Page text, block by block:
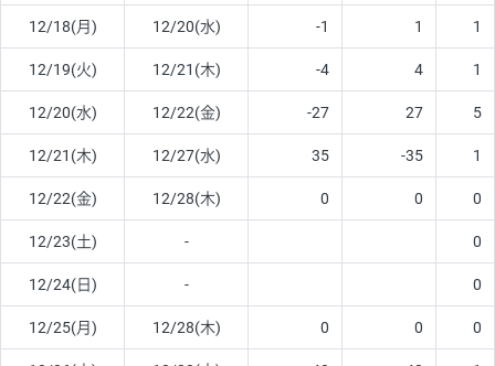
12/18(月) 12/20(水) -1 1 1
12/19(火) 12/21(木) -4 4 1
12/20(水) 12/22(金) -27 27 5
12/21(木) 12/27(水) 35 -35 1
12/22(金) 12/28(木) 0 0 0
12/23(土) - 0
12/24(日) - 0
12/25(月) 12/28(木) 0 0 0